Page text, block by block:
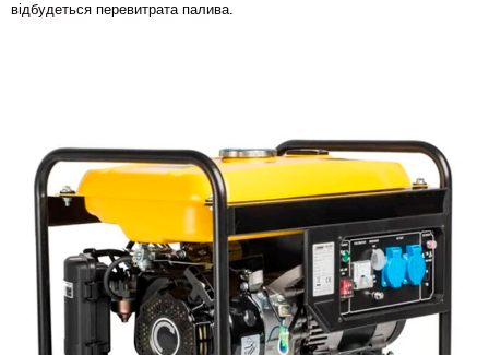
відбудеться перевитрата палива.